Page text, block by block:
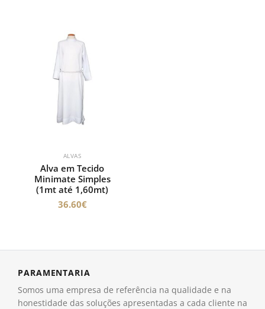
ALVAS
Alva em Tecido
Minimate Simples
(1mt até 1,60mt)
36.60€
PARAMENTARIA
Somos uma empresa de referência na qualidade e na
honestidade das soluções apresentadas a cada cliente na